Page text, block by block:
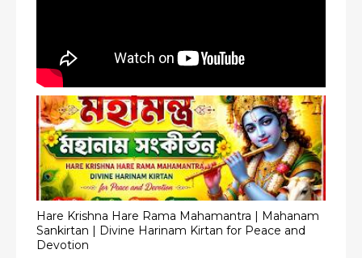
Hare Krishna Hare Rama Mahamantra | Mahanam
Sankirtan | Divine Harinam Kirtan for Peace and
Devotion